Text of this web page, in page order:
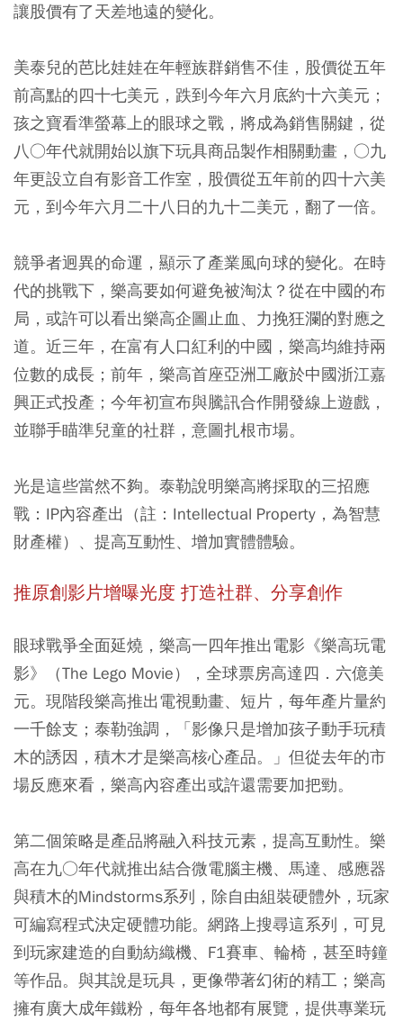
讓股價有了天差地遠的變化。
美泰兒的芭比娃娃在年輕族群銷售不佳，股價從五年
前高點的四十七美元，跌到今年六月底約十六美元；
孩之寶看準螢幕上的眼球之戰，將成為銷售關鍵，從
八○年代就開始以旗下玩具商品製作相關動畫，○九
年更設立自有影音工作室，股價從五年前的四十六美
元，到今年六月二十八日的九十二美元，翻了一倍。
競爭者迥異的命運，顯示了產業風向球的變化。在時
代的挑戰下，樂高要如何避免被淘汰？從在中國的布
局，或許可以看出樂高企圖止血、力挽狂瀾的對應之
道。近三年，在富有人口紅利的中國，樂高均維持兩
位數的成長；前年，樂高首座亞洲工廠於中國浙江嘉
興正式投產；今年初宣布與騰訊合作開發線上遊戲，
並聯手瞄準兒童的社群，意圖扎根市場。
光是這些當然不夠。泰勒說明樂高將採取的三招應
戰：IP內容產出（註：Intellectual Property，為智慧
財產權）、提高互動性、增加實體體驗。
推原創影片增曝光度 打造社群、分享創作
眼球戰爭全面延燒，樂高一四年推出電影《樂高玩電
影》（The Lego Movie），全球票房高達四．六億美
元。現階段樂高推出電視動畫、短片，每年產片量約
一千餘支；泰勒強調，「影像只是增加孩子動手玩積
木的誘因，積木才是樂高核心產品。」但從去年的市
場反應來看，樂高內容產出或許還需要加把勁。
第二個策略是產品將融入科技元素，提高互動性。樂
高在九○年代就推出結合微電腦主機、馬達、感應器
與積木的Mindstorms系列，除自由組裝硬體外，玩家
可編寫程式決定硬體功能。網路上搜尋這系列，可見
到玩家建造的自動紡織機、F1賽車、輪椅，甚至時鐘
等作品。與其說是玩具，更像帶著幻術的精工；樂高
擁有廣大成年鐵粉，每年各地都有展覽，提供專業玩